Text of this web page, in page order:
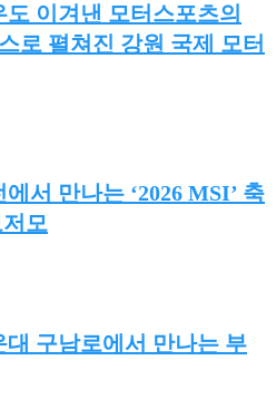
이겨낸 모터스포츠의
로 펼쳐진 강원 국제 모터
서 만나는 ‘2026 MSI’ 축
모
구남로에서 만나는 부